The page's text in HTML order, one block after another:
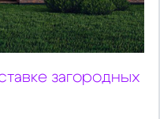
загородных